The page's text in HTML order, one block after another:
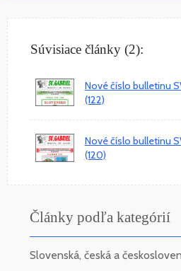
Súvisiace články (2):
Nové číslo bulletinu
(122)
Nové číslo bulletinu
(120)
Články podľa kategórií
Slovenská, česká a